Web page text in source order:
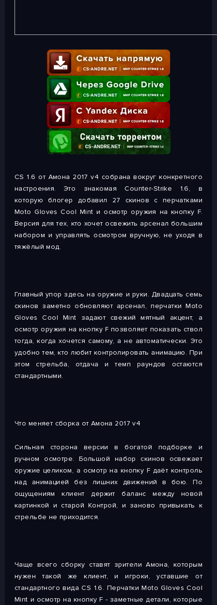
CS 1.6 от Амона 2017 v4 собрана вокруг конкретного
настроения. Это знакомая Counter-Strike 1.6, в
которую блогер добавил 27 скинов с перчатками
Moto Gloves Cool Mint и осмотр оружия на кнопку F.
Версия для тех, кто хочет освежить арсенал большим
набором и управлять осмотром вручную, не уходя в
тяжёлый мод.
Главный упор здесь на оружие и руки. Двадцать семь
скинов заметно обновляют арсенал, перчатки Moto
Gloves Cool Mint задают свежий мятный акцент, а
осмотр оружия на кнопку F позволяет показать ствол
тогда, когда хочется самому, а не автоматически. Это
удобно тем, кто любит контролировать анимацию. При
этом стрельба, отдача и темп раундов остаются
стандартными.
Что меняет сборка от Амона 2017 v4
Сильная сторона версии в богатой подборке и
ручном осмотре. Большой набор скинов освежает
оружие целиком, а осмотр на кнопку F даёт контроль
над анимацией без лишних движений в бою. По
ощущениям клиент держит баланс между новой
картинкой и старой Контрой, и заново привыкать к
стрельбе не приходится.
Чаще всего сборку ставят зрители Амона, которым
нужен такой же клиент, и игроки, уставшие от
стандартного вида CS 1.6. Перчатки Moto Gloves Cool
Mint и осмотр на кнопку F - заметные детали, которые